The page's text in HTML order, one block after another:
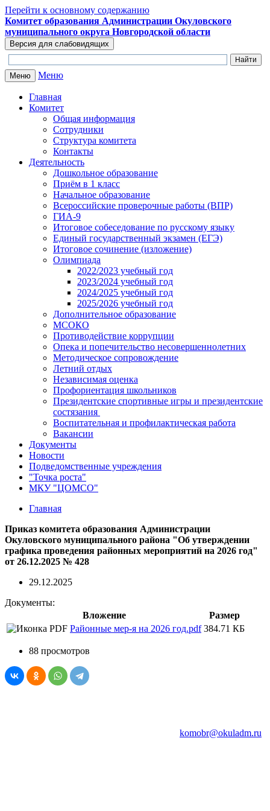
Перейти к основному содержанию
Комитет образования Администрации Окуловского
муниципального округа Новгородской области
Меню Меню
Главная
Комитет
Общая информация
Сотрудники
Структура комитета
Контакты
Деятельность
Дошкольное образование
Приём в 1 класс
Начальное образование
Всероссийские проверочные работы (ВПР)
ГИА-9
Итоговое собеседование по русскому языку
Единый государственный экзамен (ЕГЭ)
Итоговое сочинение (изложение)
Олимпиада
2022/2023 учебный год
2023/2024 учебный год
2024/2025 учебный год
2025/2026 учебный год
Дополнительное образование
МСОКО
Противодействие коррупции
Опека и попечительство несовершеннолетних
Методическое сопровождение
Летний отдых
Независимая оценка
Профориентация школьников
Президентские спортивные игры и президентские
состязания
Воспитательная и профилактическая работа
Вакансии
Документы
Новости
Подведомственные учреждения
"Точка роста"
МКУ "ЦОМСО"
Главная
Приказ комитета образования Администрации
Окуловского муниципального района "Об утверждении
графика проведения районных мероприятий на 2026 год"
от 26.12.2025 № 428
29.12.2025
Документы:
Вложение
Размер
Районные мер-я на 2026 год.pdf 384.71 КБ
88 просмотров
komobr@okuladm.ru